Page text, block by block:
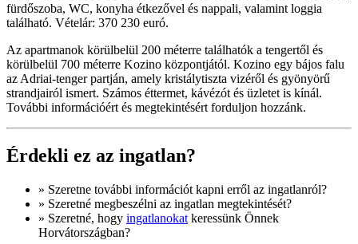
fürdőszoba, WC, konyha étkezővel és nappali, valamint loggia
található. Vételár: 370 230 euró.
Az apartmanok körülbelül 200 méterre találhatók a tengertől és
körülbelül 700 méterre Kozino központjától. Kozino egy bájos falu
az Adriai-tenger partján, amely kristálytiszta vizéről és gyönyörű
strandjairól ismert. Számos éttermet, kávézót és üzletet is kínál.
További információért és megtekintésért forduljon hozzánk.
Érdekli ez az ingatlan?
» Szeretne további információt kapni erről az ingatlanról?
» Szeretné megbeszélni az ingatlan megtekintését?
» Szeretné, hogy ingatlanokat keressünk Önnek
Horvátországban?